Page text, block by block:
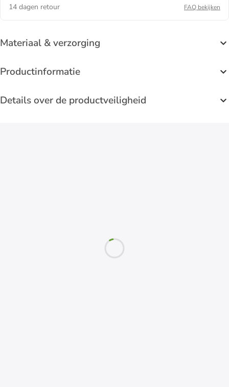
14 dagen retour
FAQ bekijken
Materiaal & verzorging
Productinformatie
Details over de productveiligheid